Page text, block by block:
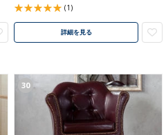
(1)
詳細を見る
30